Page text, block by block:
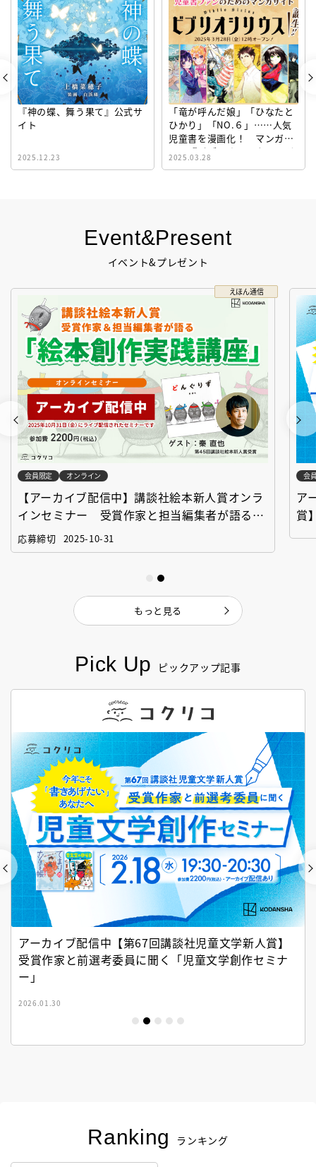
Pick Up ピックアップ記事
アーカイブ配信中【第67回講談社児童文学新人賞】
受賞作家と前選考委員に聞く「児童文学創作セミナ
ー」
2026.01.30
Ranking ランキング
Event&Present
イベント&プレゼント
えほん通信
会員限定 オンライン
【アーカイブ配信中】講談社絵本新人賞オンラ
インセミナー 受賞作家と担当編集者が語る
「絵本創作実践講座」
応募締切 2025-10-31
会
ア
賞
もっと見る
『神の蝶、舞う果て』公式サ
イト
2025.12.23
「竜が呼んだ娘」「ひなたと
ひかり」「NO.６」……人気
児童書を漫画化！ マンガサ
イト『ビブリオシリウス』誕
生！
2025.03.28